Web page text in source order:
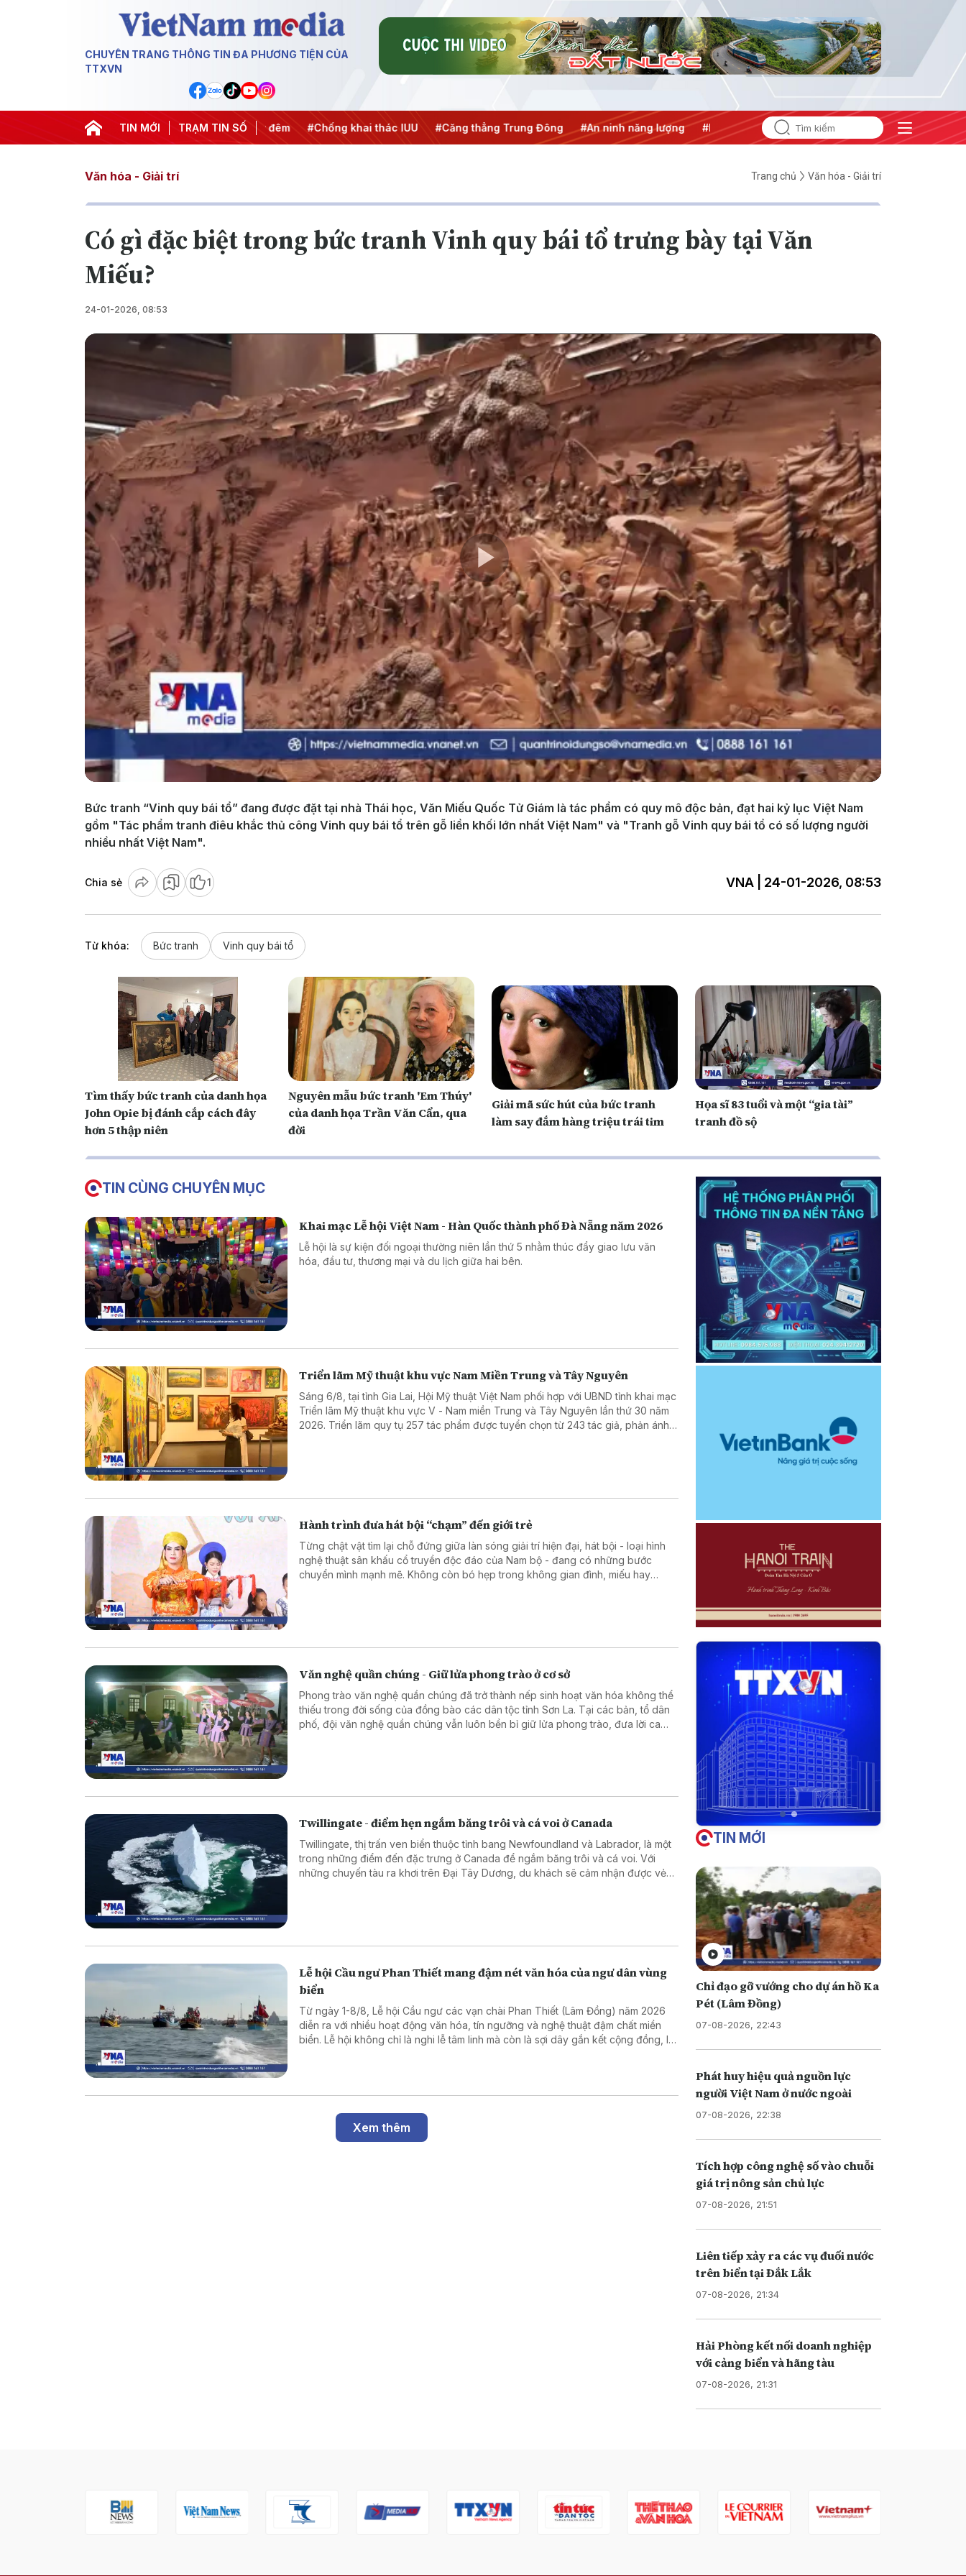
CHUYÊN TRANG THÔNG TIN ĐA PHƯƠNG TIỆN CỦA
TTXVN
TIN MỚI TRẠM TIN SỐ
thành hành động #Chiến dịch 500 ngày đêm #Chống khai thác IUU #Căng thẳng Trung Đông #An ninh năng lượng #Bảo vệ nền tảng tư tưởng của Đảng
Văn hóa - Giải trí Trang chủ Văn hóa - Giải trí
Có gì đặc biệt trong bức tranh Vinh quy bái tổ trưng bày tại Văn
Miếu?
24-01-2026, 08:53
Play
Video
Bức tranh “Vinh quy bái tổ” đang được đặt tại nhà Thái học, Văn Miếu Quốc Tử Giám là tác phẩm có quy mô độc bản, đạt hai kỷ lục Việt Nam
gồm "Tác phẩm tranh điêu khắc thủ công Vinh quy bái tổ trên gỗ liền khối lớn nhất Việt Nam" và "Tranh gỗ Vinh quy bái tổ có số lượng người
nhiều nhất Việt Nam".
Chia sẻ 1 VNA | 24-01-2026, 08:53
Từ khóa: Bức tranh Vinh quy bái tổ
Tìm thấy bức tranh của danh họa
John Opie bị đánh cắp cách đây
hơn 5 thập niên
Nguyên mẫu bức tranh 'Em Thúy'
của danh họa Trần Văn Cẩn, qua
đời
Giải mã sức hút của bức tranh
làm say đắm hàng triệu trái tim
Họa sĩ 83 tuổi và một “gia tài”
tranh đồ sộ
TIN CÙNG CHUYÊN MỤC
Khai mạc Lễ hội Việt Nam - Hàn Quốc thành phố Đà Nẵng năm 2026
Lễ hội là sự kiện đối ngoại thường niên lần thứ 5 nhằm thúc đẩy giao lưu văn
hóa, đầu tư, thương mại và du lịch giữa hai bên.
Triển lãm Mỹ thuật khu vực Nam Miền Trung và Tây Nguyên
Sáng 6/8, tại tỉnh Gia Lai, Hội Mỹ thuật Việt Nam phối hợp với UBND tỉnh khai mạc
Triển lãm Mỹ thuật khu vực V - Nam miền Trung và Tây Nguyên lần thứ 30 năm
2026. Triển lãm quy tụ 257 tác phẩm được tuyển chọn từ 243 tác giả, phản ánh
Hành trình đưa hát bội “chạm” đến giới trẻ
Từng chật vật tìm lại chỗ đứng giữa làn sóng giải trí hiện đại, hát bội - loại hình
nghệ thuật sân khấu cổ truyền độc đáo của Nam bộ - đang có những bước
chuyển mình mạnh mẽ. Không còn bó hẹp trong không gian đình, miếu hay
Văn nghệ quần chúng - Giữ lửa phong trào ở cơ sở
Phong trào văn nghệ quần chúng đã trở thành nếp sinh hoạt văn hóa không thể
thiếu trong đời sống của đồng bào các dân tộc tỉnh Sơn La. Tại các bản, tổ dân
phố, đội văn nghệ quần chúng vẫn luôn bền bỉ giữ lửa phong trào, đưa lời ca
Twillingate - điểm hẹn ngắm băng trôi và cá voi ở Canada
Twillingate, thị trấn ven biển thuộc tỉnh bang Newfoundland và Labrador, là một
trong những điểm đến đặc trưng ở Canada để ngắm băng trôi và cá voi. Với
những chuyến tàu ra khơi trên Đại Tây Dương, du khách sẽ cảm nhận được vẻ
Lễ hội Cầu ngư Phan Thiết mang đậm nét văn hóa của ngư dân vùng
biển
Từ ngày 1-8/8, Lễ hội Cầu ngư các vạn chài Phan Thiết (Lâm Đồng) năm 2026
diễn ra với nhiều hoạt động văn hóa, tín ngưỡng và nghệ thuật đậm chất miền
biển. Lễ hội không chỉ là nghi lễ tâm linh mà còn là sợi dây gắn kết cộng đồng, là
Xem thêm
TIN MỚI
Chỉ đạo gỡ vướng cho dự án hồ Ka
Pét (Lâm Đồng)
07-08-2026, 22:43
Phát huy hiệu quả nguồn lực
người Việt Nam ở nước ngoài
07-08-2026, 22:38
Tích hợp công nghệ số vào chuỗi
giá trị nông sản chủ lực
07-08-2026, 21:51
Liên tiếp xảy ra các vụ đuối nước
trên biển tại Đắk Lắk
07-08-2026, 21:34
Hải Phòng kết nối doanh nghiệp
với cảng biển và hãng tàu
07-08-2026, 21:31